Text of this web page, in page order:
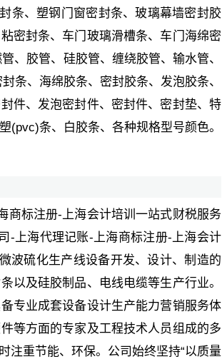
条、塑钢门窗密封条、玻璃幕墙密封胶
密封条、车门玻璃滑槽条、车门海绵密
、胶管、硅胶管、缠绕胶管、输水管、
条、海绵胶条、密封胶条、发泡胶条、
件、发泡密封件、密封件、密封垫、特
(pvc)条、白胶条、各种规格型号颜色。
商标注册-上海会计培训一站式财税服务
-上海代理记账-上海商标注册-上海会计
波硫化生产线设备开发、设计、制造的
以及硅胶制品、电线电缆等生产行业。
专业成套设备设计生产能力营销服务体
等方面的专家及工程技术人员组成的多
注重节能、环保。公司始终坚持“以质量